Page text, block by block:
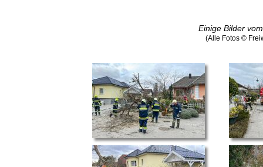
Einige Bilder
(Alle Fotos ©